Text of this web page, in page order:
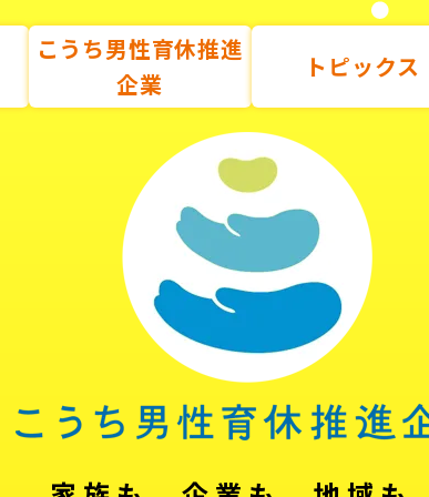
こうち男性育休推進
企業
トピックス